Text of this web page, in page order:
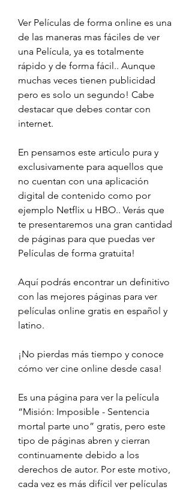
Ver Películas de forma online es una
de las maneras mas fáciles de ver
una Película, ya es totalmente
rápido y de forma fácil.. Aunque
muchas veces tienen publicidad
pero es solo un segundo! Cabe
destacar que debes contar con
internet.
En pensamos este articulo pura y
exclusivamente para aquellos que
no cuentan con una aplicación
digital de contenido como por
ejemplo Netflix u HBO.. Verás que
te presentaremos una gran cantidad
de páginas para que puedas ver
Películas de forma gratuita!
Aquí podrás encontrar un definitivo
con las mejores páginas para ver
películas online gratis en español y
latino.
¡No pierdas más tiempo y conoce
cómo ver cine online desde casa!
Es una página para ver la película
“Misión: Imposible - Sentencia
mortal parte uno” gratis, pero este
tipo de páginas abren y cierran
continuamente debido a los
derechos de autor. Por este motivo,
cada vez es más difícil ver películas